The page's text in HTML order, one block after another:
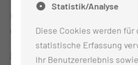
Bitte achten Sie auf
und festes Schuhwerk!
Die Teilnahme erfolgt in eigener
Statistik/Analyse
Diese Cookies werden für
statistische Erfassung
Ihr Benutzererlebnis